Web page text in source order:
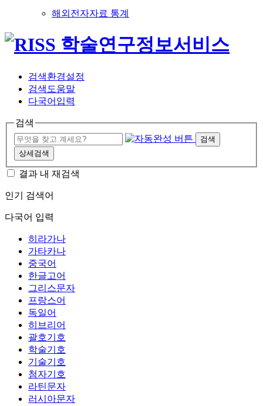
해외전자자료 통계
검색환경설정
검색도움말
다국어입력
검색
검색
상세검색
결과 내 재검색
인기 검색어
다국어 입력
히라가나
가타카나
중국어
한글고어
그리스문자
프랑스어
독일어
히브리어
괄호기호
학술기호
기술기호
첨자기호
라틴문자
러시아문자